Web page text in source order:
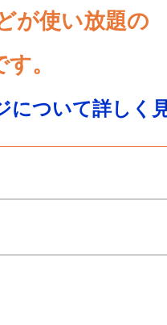
が使い放題の
。
について詳しく